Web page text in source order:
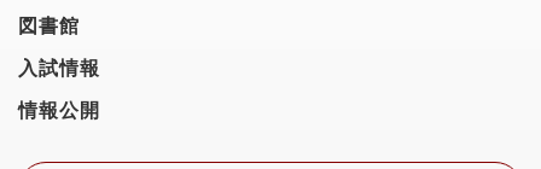
図書館
入試情報
情報公開